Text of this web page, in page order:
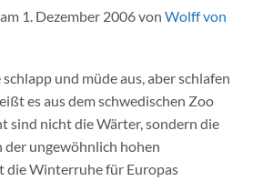
1. Dezember 2006 von Wolff von
und müde aus, aber schlafen
es aus dem schwedischen Zoo
sind nicht die Wärter, sondern die
der ungewöhnlich hohen
die Winterruhe für Europas